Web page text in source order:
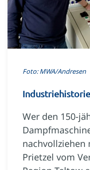
Foto: MWA/Andresen
Wer den 150-
Prietzel vom